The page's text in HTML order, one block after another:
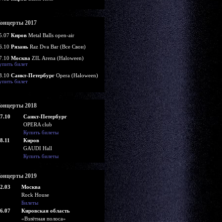
2017
Киров Metal Balls open-air
Рязань Raz Dva Bar (Все Свои)
Москва ZIL Arena (Haloween)
билет
Санкт-Петербург Opera (Haloween)
билет
2018
Санкт-Петербург
OPERA club
Купить билеты
Киров
GAUDI Hall
Купить билеты
2019
Москва
Rock House
Билеты
Кировская область
«Взлётная полоса»